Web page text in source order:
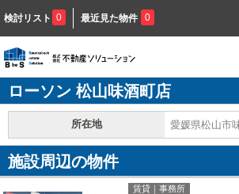
検討リスト 0 最近見た物件 0
ローソン 松山味酒町店
所在地 愛媛県松山市
施設周辺の物件
賃貸｜事務所